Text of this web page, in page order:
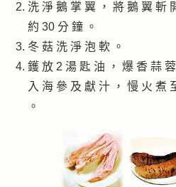
洗 淨 鵝 掌 翼 ， 將 鵝 翼 斬
約 30 分 鐘 。
冬 菇 洗 淨 泡 軟 。
鑊 放 2 湯 匙 油 ， 爆 香 蒜
入 海 參 及 獻 汁 ， 慢 火 煮
。